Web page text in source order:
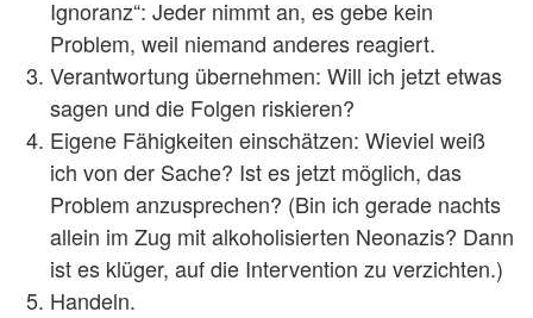
Ignoranz“: Jeder nimmt an, es gebe kein
Problem, weil niemand anderes reagiert.
Verantwortung übernehmen: Will ich jetzt etwas
sagen und die Folgen riskieren?
Eigene Fähigkeiten einschätzen: Wieviel weiß
ich von der Sache? Ist es jetzt möglich, das
Problem anzusprechen? (Bin ich gerade nachts
allein im Zug mit alkoholisierten Neonazis? Dann
ist es klüger, auf die Intervention zu verzichten.)
Handeln.